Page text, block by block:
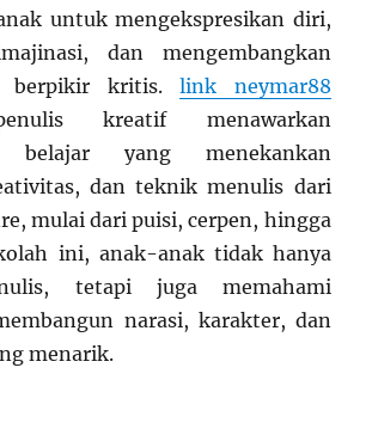
untuk mengekspresikan diri,
dan mengembangkan
berpikir kritis.link neymar88
kreatif menawarkan
belajar yang menekankan
dan teknik menulis dari
mulai dari puisi, cerpen, hingga
ini, anak-anak tidak hanya
tetapi juga memahami
narasi, karakter, dan
menarik.